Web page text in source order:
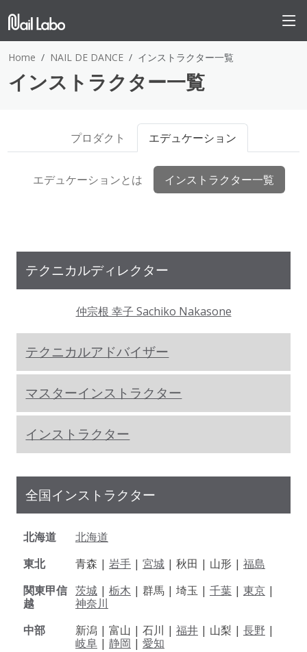
Home NAIL DE DANCE インストラクター一覧
インストラクター一覧
プロダクト エデュケーション
エデュケーションとは インストラクター一覧
テクニカルディレクター
仲宗根 幸子 Sachiko Nakasone
テクニカルアドバイザー
マスターインストラクター
インストラクター
全国インストラクター
北海道
北海道
東北
青森 | 岩手 | 宮城 | 秋田 | 山形 | 福島
関東甲信
越
茨城 | 栃木 | 群馬 | 埼玉 | 千葉 | 東京 |
神奈川
中部
新潟 | 富山 | 石川 | 福井 | 山梨 | 長野 |
岐阜 | 静岡 | 愛知